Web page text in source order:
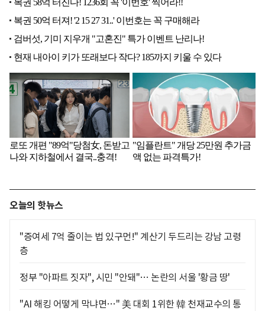
오늘의 핫뉴스
"증여세 7억 줄이는 법 있구먼!" 계산기 두드리는 강남 고령
층
정부 "아파트 짓자", 시민 "안돼"… 논란의 서울 '황금 땅'
"AI 해킹 어떻게 막냐면…" 美 대회 1위한 韓 천재교수의 통